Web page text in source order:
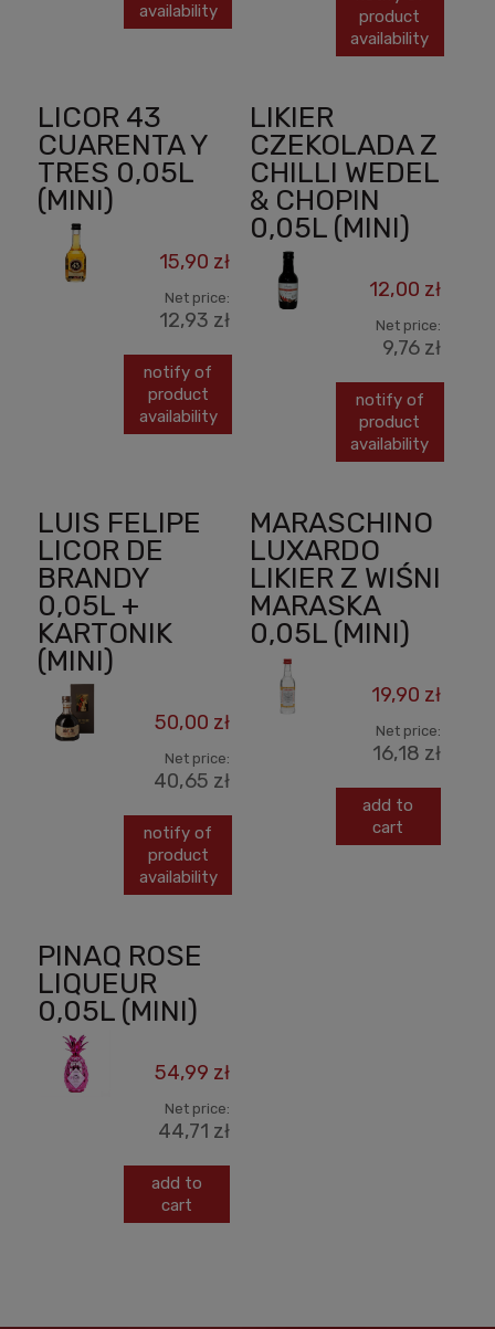
availability
product
availability
LICOR 43
CUARENTA Y
TRES 0,05L
(MINI)
15,90 zł
Net price:
12,93 zł
notify of
product
availability
LIKIER
CZEKOLADA Z
CHILLI WEDEL
& CHOPIN
0,05L (MINI)
12,00 zł
Net price:
9,76 zł
notify of
product
availability
LUIS FELIPE
LICOR DE
BRANDY
0,05L +
KARTONIK
(MINI)
50,00 zł
Net price:
40,65 zł
notify of
product
availability
MARASCHINO
LUXARDO
LIKIER Z WIŚNI
MARASKA
0,05L (MINI)
19,90 zł
Net price:
16,18 zł
add to
cart
PINAQ ROSE
LIQUEUR
0,05L (MINI)
54,99 zł
Net price:
44,71 zł
add to
cart